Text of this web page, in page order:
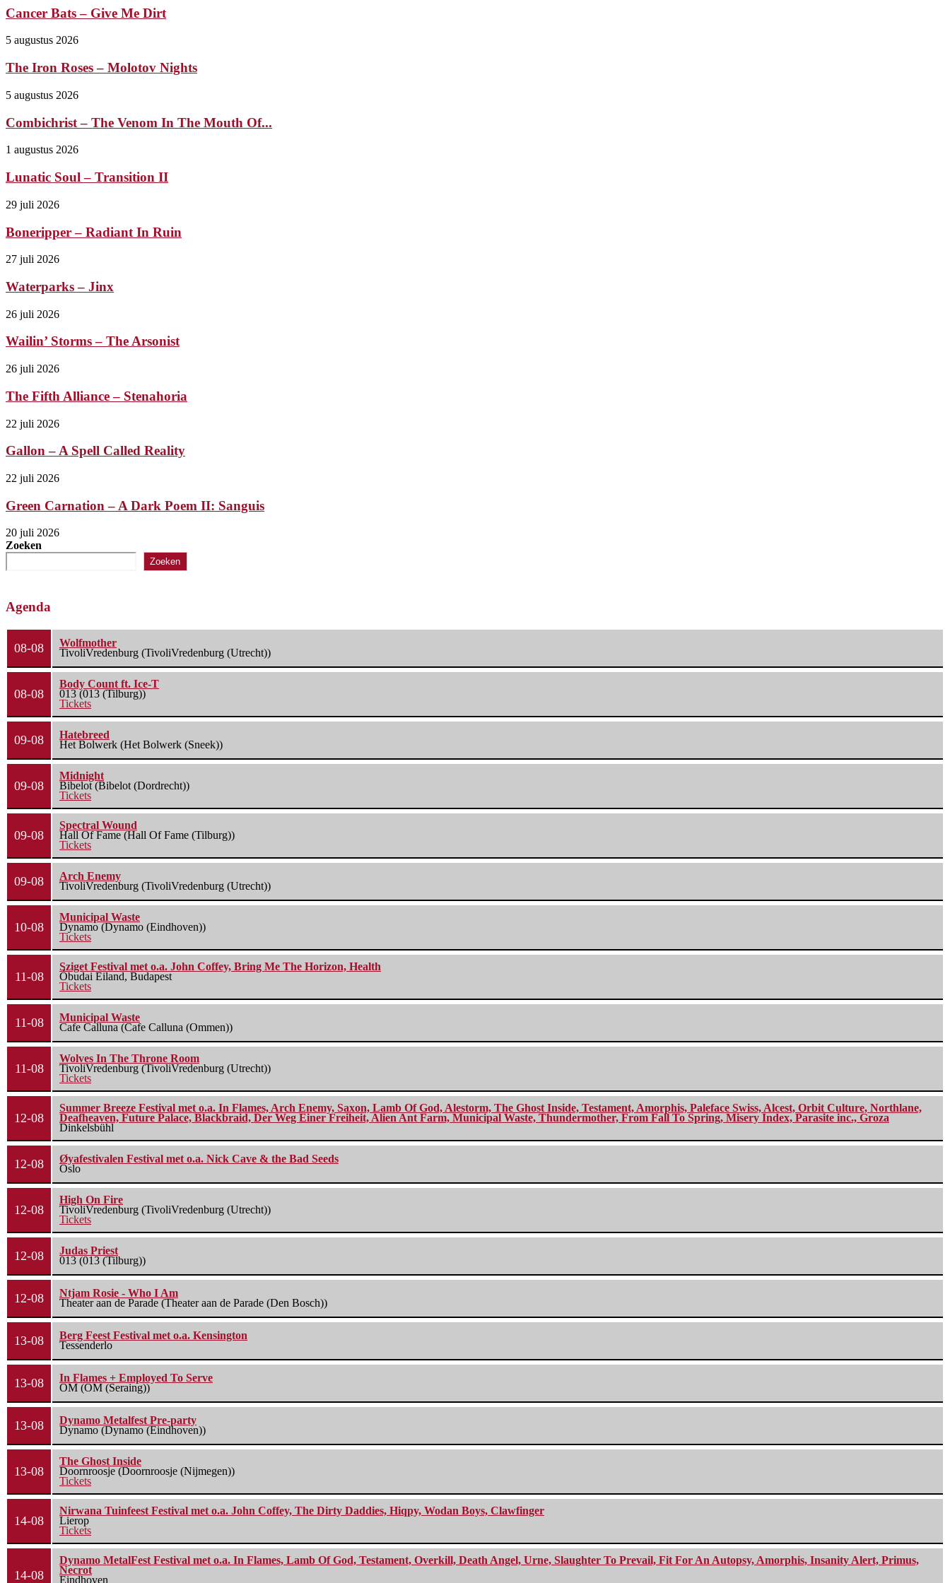
Cancer Bats – Give Me Dirt
5 augustus 2026
The Iron Roses – Molotov Nights
5 augustus 2026
Combichrist – The Venom In The Mouth Of...
1 augustus 2026
Lunatic Soul – Transition II
29 juli 2026
Boneripper – Radiant In Ruin
27 juli 2026
Waterparks – Jinx
26 juli 2026
Wailin’ Storms – The Arsonist
26 juli 2026
The Fifth Alliance – Stenahoria
22 juli 2026
Gallon – A Spell Called Reality
22 juli 2026
Green Carnation – A Dark Poem II: Sanguis
20 juli 2026
Zoeken
Zoeken
Agenda
08-08
Wolfmother
TivoliVredenburg (TivoliVredenburg (Utrecht))
08-08
Body Count ft. Ice-T
013 (013 (Tilburg))
Tickets
09-08
Hatebreed
Het Bolwerk (Het Bolwerk (Sneek))
09-08
Midnight
Bibelot (Bibelot (Dordrecht))
Tickets
09-08
Spectral Wound
Hall Of Fame (Hall Of Fame (Tilburg))
Tickets
09-08
Arch Enemy
TivoliVredenburg (TivoliVredenburg (Utrecht))
10-08
Municipal Waste
Dynamo (Dynamo (Eindhoven))
Tickets
11-08
Sziget Festival met o.a. John Coffey, Bring Me The Horizon, Health
Óbudai Eiland, Budapest
Tickets
11-08
Municipal Waste
Cafe Calluna (Cafe Calluna (Ommen))
11-08
Wolves In The Throne Room
TivoliVredenburg (TivoliVredenburg (Utrecht))
Tickets
12-08
Summer Breeze Festival met o.a. In Flames, Arch Enemy, Saxon, Lamb Of God, Alestorm, The Ghost Inside, Testament, Amorphis, Paleface Swiss, Alcest, Orbit Culture, Northlane,
Deafheaven, Future Palace, Blackbraid, Der Weg Einer Freiheit, Alien Ant Farm, Municipal Waste, Thundermother, From Fall To Spring, Misery Index, Parasite inc., Groza
Dinkelsbühl
12-08
Øyafestivalen Festival met o.a. Nick Cave & the Bad Seeds
Oslo
12-08
High On Fire
TivoliVredenburg (TivoliVredenburg (Utrecht))
Tickets
12-08
Judas Priest
013 (013 (Tilburg))
12-08
Ntjam Rosie - Who I Am
Theater aan de Parade (Theater aan de Parade (Den Bosch))
13-08
Berg Feest Festival met o.a. Kensington
Tessenderlo
13-08
In Flames + Employed To Serve
OM (OM (Seraing))
13-08
Dynamo Metalfest Pre-party
Dynamo (Dynamo (Eindhoven))
13-08
The Ghost Inside
Doornroosje (Doornroosje (Nijmegen))
Tickets
14-08
Nirwana Tuinfeest Festival met o.a. John Coffey, The Dirty Daddies, Hiqpy, Wodan Boys, Clawfinger
Lierop
Tickets
14-08
Dynamo MetalFest Festival met o.a. In Flames, Lamb Of God, Testament, Overkill, Death Angel, Urne, Slaughter To Prevail, Fit For An Autopsy, Amorphis, Insanity Alert, Primus,
Necrot
Eindhoven